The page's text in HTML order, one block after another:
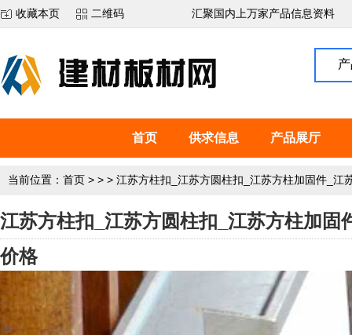
收藏本页 二维码 汇聚国内上万家产品信息资料
首页 供求信息 产品展厅
当前位置： 首页 > > > 江苏方柱扣_江苏方圆柱扣_江苏方柱加固件_江
江苏方柱扣_江苏方圆柱扣_江苏方柱加
价格